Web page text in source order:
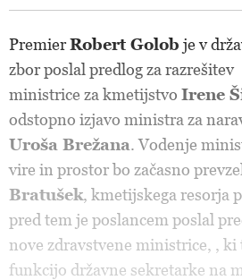
PremierRobert Golob je v
zbor poslal predlog za razrešitev
ministrice za kmetijstvo Irene
odstopno izjavo ministra za
Uroša Brežana. Vodenje
vire in prostor bo začasno
Bratušek, kmetijskega resorja
pred tem je poslancem poslal
nove zdravstvene ministrice, , ki
funkcijo državne sekretarke na